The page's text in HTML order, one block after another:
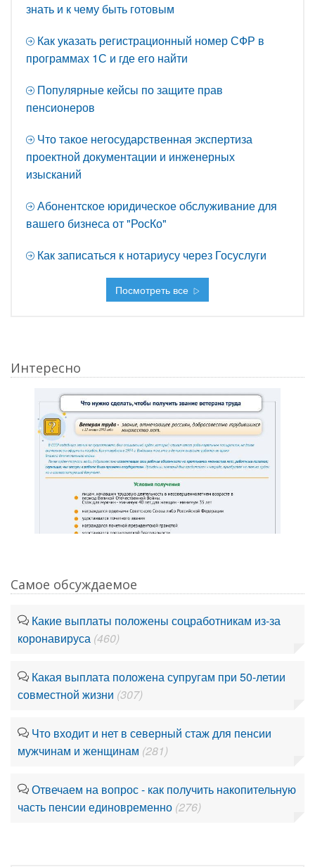
знать и к чему быть готовым
Как указать регистрационный номер СФР в
программах 1С и где его найти
Популярные кейсы по защите прав
пенсионеров
Что такое негосударственная экспертиза
проектной документации и инженерных
изысканий
Абонентское юридическое обслуживание для
вашего бизнеса от "РосКо"
Как записаться к нотариусу через Госуслуги
Посмотреть все
Интересно
Самое обсуждаемое
Какие выплаты положены соцработникам из-за
коронавируса (460)
Какая выплата положена супругам при 50-летии
совместной жизни (307)
Что входит и нет в северный стаж для пенсии
мужчинам и женщинам (281)
Отвечаем на вопрос - как получить накопительную
часть пенсии единовременно (276)